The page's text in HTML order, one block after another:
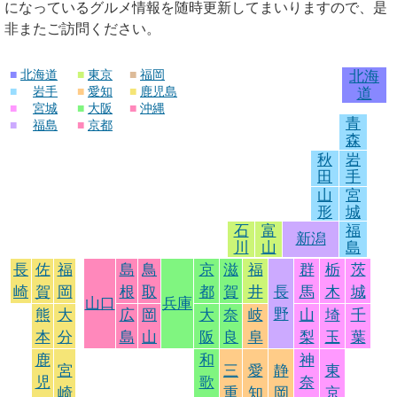
になっているグルメ情報を随時更新してまいりますので、是
非またご訪問ください。
■ 北海道
■
岩手
■
宮城
■
福島
■ 東京
■ 愛知
■ 大阪
■ 京都
■ 福岡
■ 鹿児島
■ 沖縄
北海
道
青
森
秋
田
岩
手
山
形
宮
城
石
川
富
山
新潟
福
島
長
崎
佐
賀
福
岡
山口
島
根
鳥
取
兵庫
京
都
滋
賀
福
井
長
野
群
馬
栃
木
茨
城
熊
本
大
分
広
島
岡
山
大
阪
奈
良
岐
阜
山
梨
埼
玉
千
葉
鹿
児
宮
崎
和
歌
三
重
愛
知
静
岡
神
奈
東
京